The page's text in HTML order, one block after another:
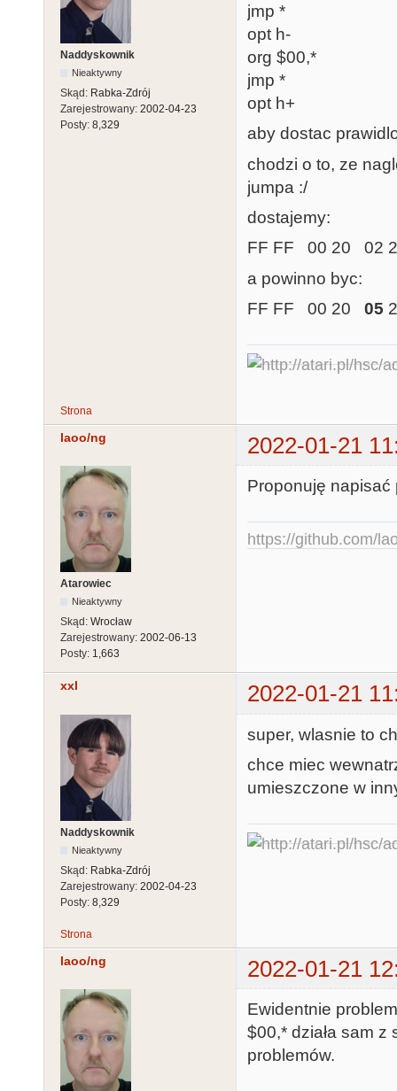
Naddyskownik
Nieaktywny
Skąd: Rabka-Zdrój
Zarejestrowany: 2002-04-23
Posty: 8,329
jmp *
opt h-
org $00,*
jmp *
opt h+
aby dostac
chodzi o to, ze
jumpa :/
dostajemy:
FF FF 00 20 02
a powinno byc:
FF FF 00 20 05
Strona
laoo/ng 2022-01-21
Atarowiec
Nieaktywny
Skąd: Wrocław
Zarejestrowany: 2002-06-13
Posty: 1,663
Proponuję napisać
https://github.com/
xxl 2022-01-21
Naddyskownik
Nieaktywny
Skąd: Rabka-Zdrój
Zarejestrowany: 2002-04-23
Posty: 8,329
super, wlasnie to
chce miec
umieszczone w
Strona
laoo/ng 2022-01-21
Ewidentnie
$00,* działa sam z
problemów.